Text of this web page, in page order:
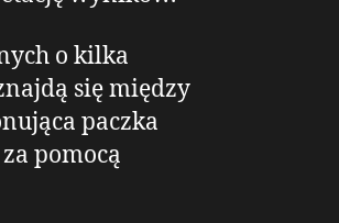
o kilka
się między
paczka
pomocą